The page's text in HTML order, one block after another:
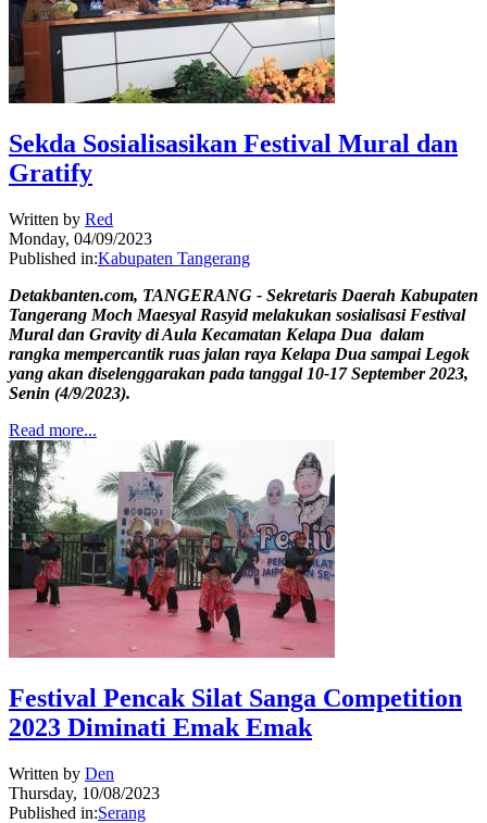
Sekda Sosialisasikan Festival Mural dan
Gratify
Written by Red
Monday, 04/09/2023
Published in:Kabupaten Tangerang
Detakbanten.com, TANGERANG - Sekretaris Daerah Kabupaten
Tangerang Moch Maesyal Rasyid melakukan sosialisasi Festival
Mural dan Gravity di Aula Kecamatan Kelapa Dua dalam
rangka mempercantik ruas jalan raya Kelapa Dua sampai Legok
yang akan diselenggarakan pada tanggal 10-17 September 2023,
Senin (4/9/2023).
Read more...
Festival Pencak Silat Sanga Competition
2023 Diminati Emak Emak
Written by Den
Thursday, 10/08/2023
Published in:Serang